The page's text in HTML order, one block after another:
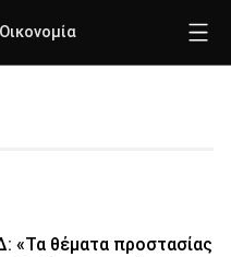
Οικονομία
«Τα θέματα προστασίας